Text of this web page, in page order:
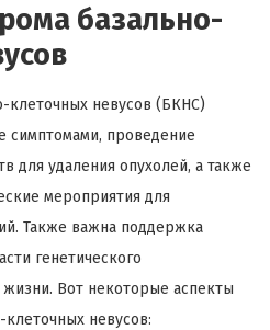
базально-
клеточных невусов (БКНС)
симптомами, проведение
для удаления опухолей, а также
мероприятия для
Также важна поддержка
генетического
Вот некоторые аспекты
невусов: